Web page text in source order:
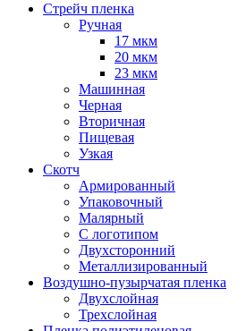
Стрейч пленка
Ручная
17 мкм
20 мкм
23 мкм
Машинная
Черная
Вторичная
Пищевая
Узкая
Скотч
Армированный
Упаковочный
Малярный
С логотипом
Двухсторонний
Металлизированный
Воздушно-пузырчатая пленка
Двухслойная
Трехслойная